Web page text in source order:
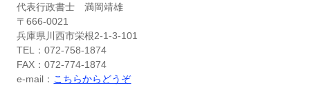
代表行政書士 満岡靖雄
〒666-0021
兵庫県川西市栄根2-1-3-101
TEL：072-758-1874
FAX：072-774-1874
e-mail： こちらからどうぞ